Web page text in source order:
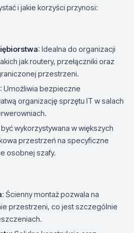
i jakie korzyści przynosi:
: Idealna do organizacji
jak routery, przełączniki oraz
przestrzeni.
: Umożliwia bezpieczne
organizację sprzętu IT w salach
wykorzystywana w większych
przestrzeń na specyficzne
osobnej szafy.
: Ścienny montaż pozwala na
przestrzeni, co jest szczególnie